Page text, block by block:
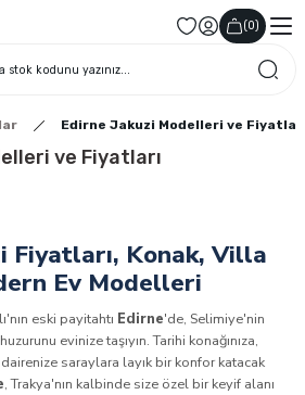
(0)
Edirne Jakuzi Modelleri ve
ve Fiyatları
Fiyatları, Konak, Villa
Ev Modelleri
eski payitahtı Edirne'de, Selimiye'nin
evinize taşıyın. Tarihi konağınıza,
saraylara layık bir konfor katacak
, Trakya'nın kalbinde size özel bir keyif alanı